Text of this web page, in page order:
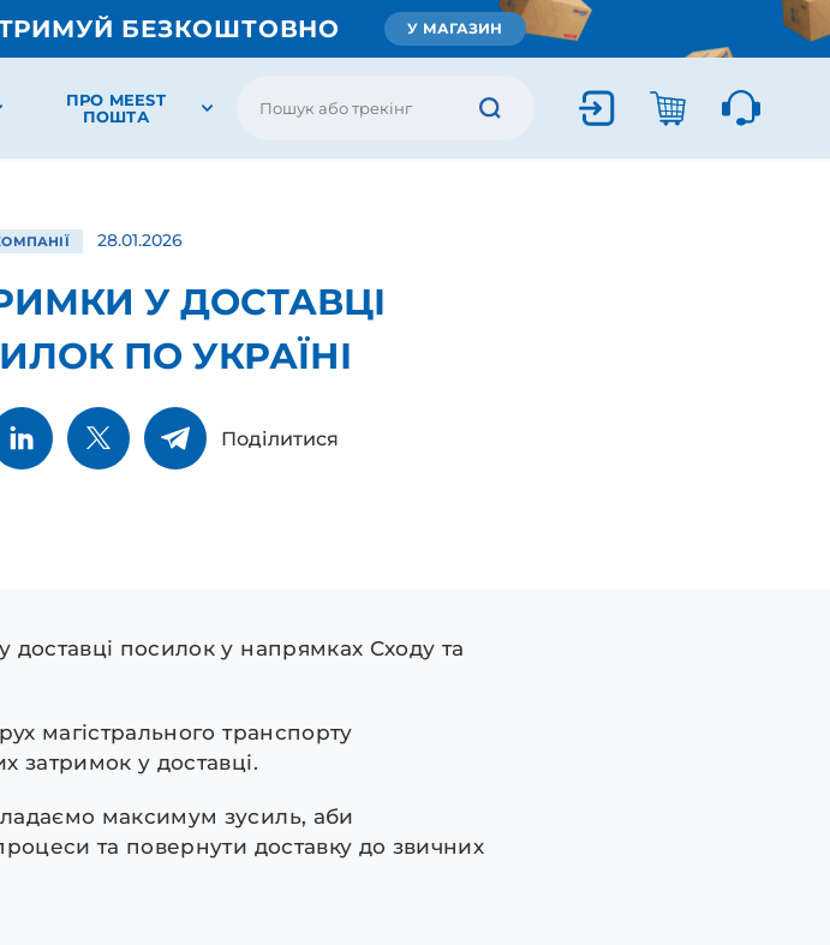
БЕЗКОШТОВНО У МАГАЗИН
ПРО MEEST
ПОШТА
28.01.2026
У ДОСТАВЦІ
ПО УКРАЇНІ
Поділитися
посилок у напрямках Сходу та
магістрального транспорту
затримок у доставці.
максимум зусиль, аби
та повернути доставку до звичних